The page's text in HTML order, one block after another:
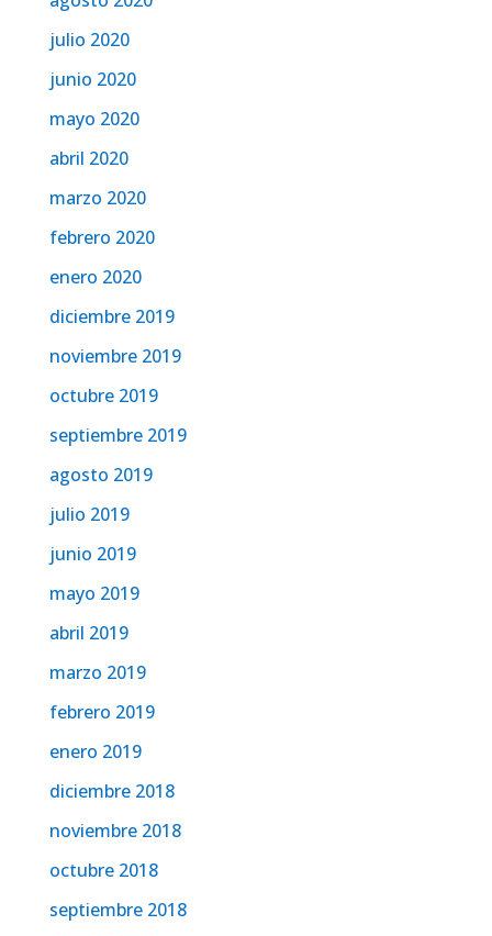
julio 2020
junio 2020
mayo 2020
abril 2020
marzo 2020
febrero 2020
enero 2020
diciembre 2019
noviembre 2019
octubre 2019
septiembre 2019
agosto 2019
julio 2019
junio 2019
mayo 2019
abril 2019
marzo 2019
febrero 2019
enero 2019
diciembre 2018
noviembre 2018
octubre 2018
septiembre 2018